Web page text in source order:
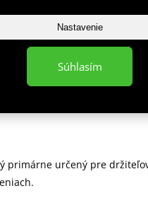
Nastavenie
Súhlasím
aj
pri nákupe
primárne určený pre